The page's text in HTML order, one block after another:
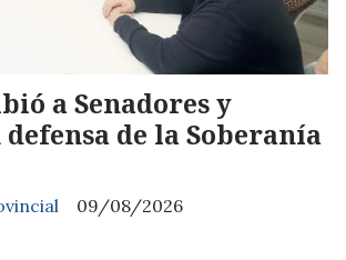
a Senadores y
defensa de la Soberanía
09/08/2026